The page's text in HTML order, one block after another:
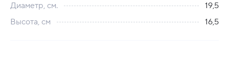
Диаметр, см.
19,5
Высота, см
16,5